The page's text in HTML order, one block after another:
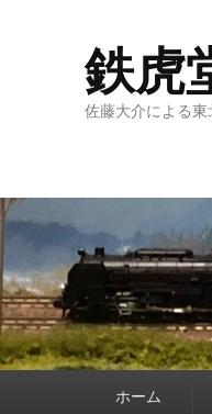
鉄虎
佐藤大介による
ホーム